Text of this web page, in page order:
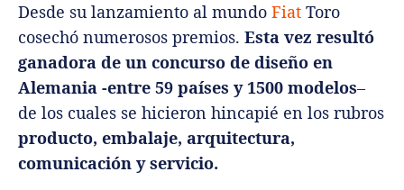
Desde su lanzamiento al mundo Fiat Toro
cosechó numerosos premios. Esta vez resultó
ganadora de un concurso de diseño en
Alemania -entre 59 países y 1500 modelos–
de los cuales se hicieron hincapié en los rubros
producto, embalaje, arquitectura,
comunicación y servicio.